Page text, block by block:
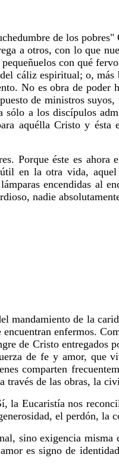
de los
a otros, con lo que
con qué
cáliz espiritual; o,
No es obra de
de ministros
a los discípulos
aquélla Cristo y ésta
Porque éste es
en la otra vida,
encendidas al
nadie
mandamiento de la
encuentran enfermos.
de Cristo entregados
de fe y amor, que
comparten
través de las obras, la
la Eucaristía nos
el perdón,
sino exigencia
es signo de